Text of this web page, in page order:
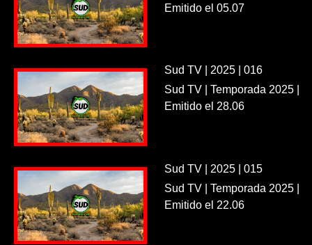
Emitido el 05.07
Sud TV | 2025 | 016
Sud TV | Temporada 2025 |
Emitido el 28.06
Sud TV | 2025 | 015
Sud TV | Temporada 2025 |
Emitido el 22.06